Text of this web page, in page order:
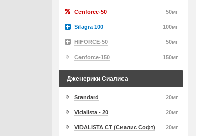
50мг
Cenforce-50
100мг
Silagra 100
50мг
HIFORCE-50
150мг
Cenforce-150
Дженерики Сиалиса
20мг
Standard
20мг
Vidalista - 20
20мг
VIDALISTA CT (Сиалис Софт)